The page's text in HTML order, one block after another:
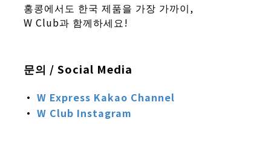
홍콩에서도 한국 제품을 가장 가까이,
W Club과 함께하세요!
문의 / Social Media
· W Express Kakao Channel
· W Club Instagram